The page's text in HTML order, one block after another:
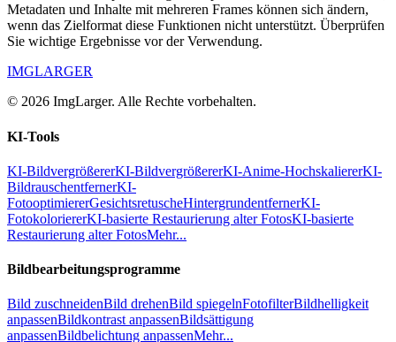
Metadaten und Inhalte mit mehreren Frames können sich ändern,
wenn das Zielformat diese Funktionen nicht unterstützt. Überprüfen
Sie wichtige Ergebnisse vor der Verwendung.
IMGLARGER
© 2026 ImgLarger. Alle Rechte vorbehalten.
KI-Tools
KI-BildvergrößererKI-BildvergrößererKI-Anime-HochskaliererKI-
BildrauschentfernerKI-
FotooptimiererGesichtsretuscheHintergrundentfernerKI-
FotokoloriererKI-basierte Restaurierung alter FotosKI-basierte
Restaurierung alter FotosMehr...
Bildbearbeitungsprogramme
Bild zuschneidenBild drehenBild spiegelnFotofilterBildhelligkeit
anpassenBildkontrast anpassenBildsättigung
anpassenBildbelichtung anpassenMehr...